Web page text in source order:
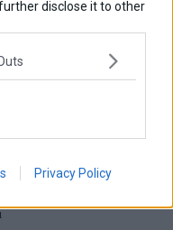
disclose it to other
Privacy Policy
την ψυχή…
βολικές ερμηνείες